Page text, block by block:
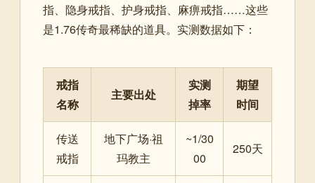
指、隐身戒指、护身戒指、麻痹戒指……这些
是1.76传奇最稀缺的道具。实测数据如下：
戒指
名称
主要出处
实测
掉率
期望
时间
传送
戒指
地下广场·祖
玛教主
~1/30
00
250天